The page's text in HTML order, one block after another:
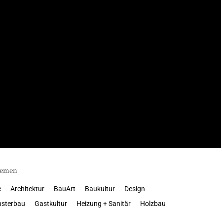
Architektur BauArt Baukultur
Design
Gastkultur Heizung + Sanitär
Holzbau